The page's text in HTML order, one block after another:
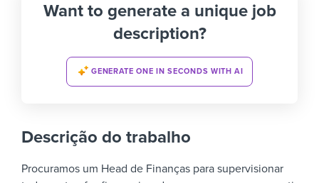
Want to generate a unique job
description?
GENERATE ONE IN SECONDS WITH AI
Descrição do trabalho
Procuramos um Head de Finanças para supervisionar